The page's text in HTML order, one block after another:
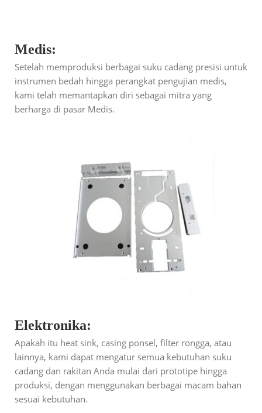
Medis:
Setelah memproduksi berbagai suku cadang presisi untuk
instrumen bedah hingga perangkat pengujian medis,
kami telah memantapkan diri sebagai mitra yang
berharga di pasar Medis.
Elektronika:
Apakah itu heat sink, casing ponsel, filter rongga, atau
lainnya, kami dapat mengatur semua kebutuhan suku
cadang dan rakitan Anda mulai dari prototipe hingga
produksi, dengan menggunakan berbagai macam bahan
sesuai kebutuhan.